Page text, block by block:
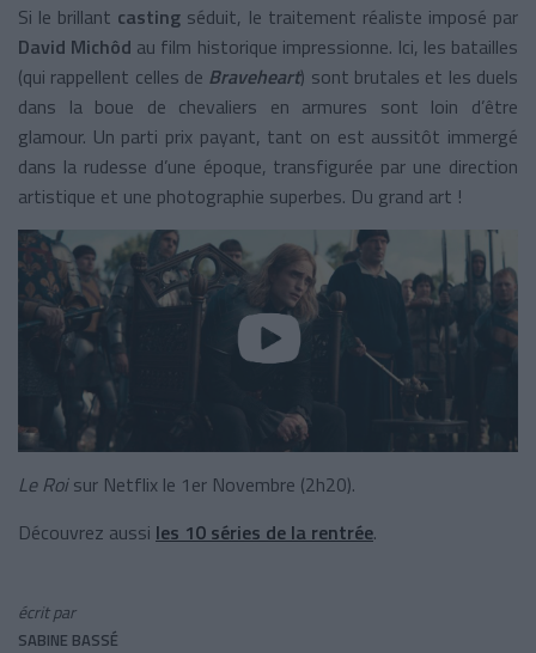
Si le brillant casting séduit, le traitement réaliste imposé par
David Michôd au film historique impressionne. Ici, les batailles
(qui rappellent celles de Braveheart) sont brutales et les duels
dans la boue de chevaliers en armures sont loin d’être
glamour. Un parti prix payant, tant on est aussitôt immergé
dans la rudesse d’une époque, transfigurée par une direction
artistique et une photographie superbes. Du grand art !
Le Roisur Netflix le 1er Novembre (2h20).
Découvrez aussi les 10 séries de la rentrée.
écrit par
SABINE BASSÉ